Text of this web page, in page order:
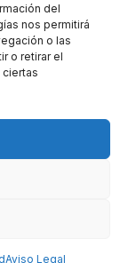
del
nos permitirá
o las
o retirar el
Aviso Legal